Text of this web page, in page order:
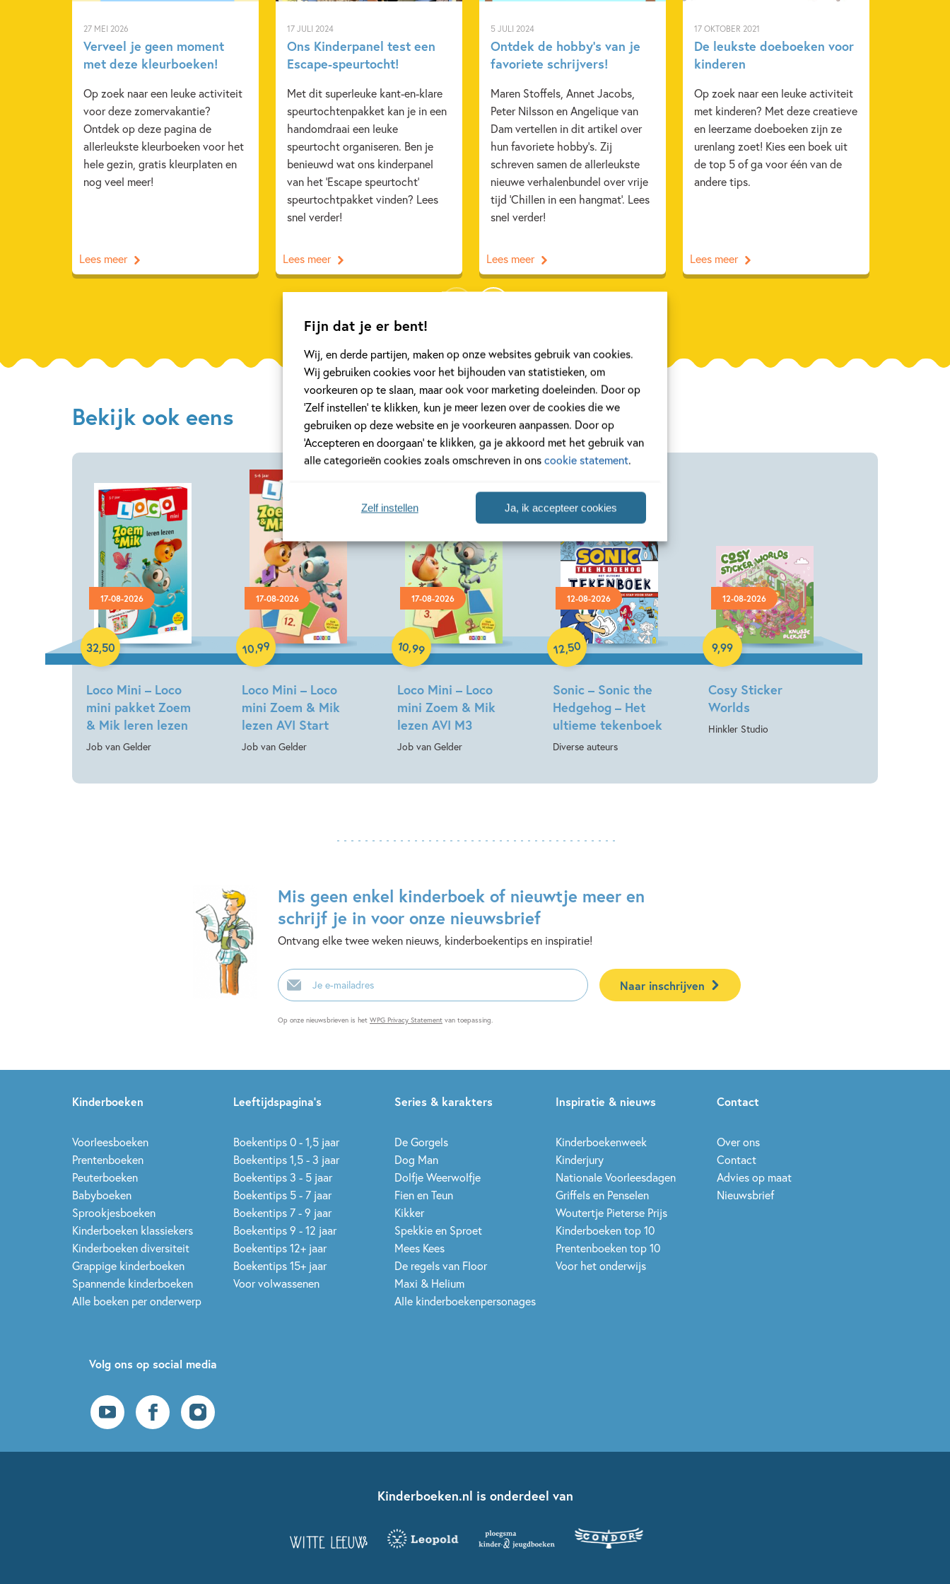
Fijn dat je er bent!
Wij, en derde partijen, maken op onze websites gebruik van cookies.
Wij gebruiken cookies voor het bijhouden van statistieken, om
voorkeuren op te slaan, maar ook voor marketing doeleinden. Door op
‘Zelf instellen’ te klikken, kun je meer lezen over de cookies die we
gebruiken op deze website en je voorkeuren aanpassen. Door op
‘Accepteren en doorgaan’ te klikken, ga je akkoord met het gebruik van
alle categorieën cookies zoals omschreven in onscookie statement.
Ja, ik accepteer cookies
Zelf instellen
27 MEI 2026
Verveel je geen moment
met deze kleurboeken!
Op zoek naar een leuke activiteit
voor deze zomervakantie?
Ontdek op deze pagina de
allerleukste kleurboeken voor het
hele gezin, gratis kleurplaten en
nog veel meer!
Lees meer
17 JULI 2024
Ons Kinderpanel test een
Escape-speurtocht!
Met dit superleuke kant-en-klare
speurtochtenpakket kan je in een
handomdraai een leuke
speurtocht organiseren. Ben je
benieuwd wat ons kinderpanel
van het 'Escape speurtocht'
speurtochtpakket vinden? Lees
snel verder!
Lees meer
5 JULI 2024
Ontdek de hobby’s van je
favoriete schrijvers!
Maren Stoffels, Annet Jacobs,
Peter Nilsson en Angelique van
Dam vertellen in dit artikel over
hun favoriete hobby's. Zij
schreven samen de allerleukste
nieuwe verhalenbundel over vrije
tijd 'Chillen in een hangmat'. Lees
snel verder!
Lees meer
17 OKTOBER 2021
De leukste doeboeken voor
kinderen
Op zoek naar een leuke activiteit
met kinderen? Met deze creatieve
en leerzame doeboeken zijn ze
urenlang zoet! Kies een boek uit
de top 5 of ga voor één van de
andere tips.
Lees meer
Bekijk alle artikelen
Bekijk ook eens
17-08-2026
Loco Mini – Loco
mini pakket Zoem
& Mik leren lezen
Job van Gelder
32,50
Paperback
17-08-2026
Loco Mini – Loco
mini Zoem & Mik
lezen AVI Start
Job van Gelder
10,99
Paperback
17-08-2026
Loco Mini – Loco
mini Zoem & Mik
lezen AVI M3
Job van Gelder
10,99
Paperback
12-08-2026
Sonic – Sonic the
Hedgehog – Het
ultieme tekenboek
Diverse auteurs
12,50
Paperback
12-08-2026
Cosy Sticker
Worlds
Hinkler Studio
9,99
Paperback
Mis geen enkel kinderboek of nieuwtje meer en
schrijf je in voor onze nieuwsbrief
Ontvang elke twee weken nieuws, kinderboekentips en inspiratie!
E-
mailadres
Naar inschrijven
Op onze nieuwsbrieven is het WPG Privacy Statement van toepassing.
Kinderboeken
Voorleesboeken
Prentenboeken
Peuterboeken
Babyboeken
Sprookjesboeken
Kinderboeken klassiekers
Kinderboeken diversiteit
Grappige kinderboeken
Spannende kinderboeken
Alle boeken per onderwerp
Leeftijdspagina’s
Boekentips 0 - 1,5 jaar
Boekentips 1,5 - 3 jaar
Boekentips 3 - 5 jaar
Boekentips 5 - 7 jaar
Boekentips 7 - 9 jaar
Boekentips 9 - 12 jaar
Boekentips 12+ jaar
Boekentips 15+ jaar
Voor volwassenen
Series & karakters
De Gorgels
Dog Man
Dolfje Weerwolfje
Fien en Teun
Kikker
Spekkie en Sproet
Mees Kees
De regels van Floor
Maxi & Helium
Alle kinderboekenpersonages
Inspiratie & nieuws
Kinderboekenweek
Kinderjury
Nationale Voorleesdagen
Griffels en Penselen
Woutertje Pieterse Prijs
Kinderboeken top 10
Prentenboeken top 10
Voor het onderwijs
Contact
Over ons
Contact
Advies op maat
Nieuwsbrief
Volg ons op social media
Kinderboeken.nl is onderdeel van